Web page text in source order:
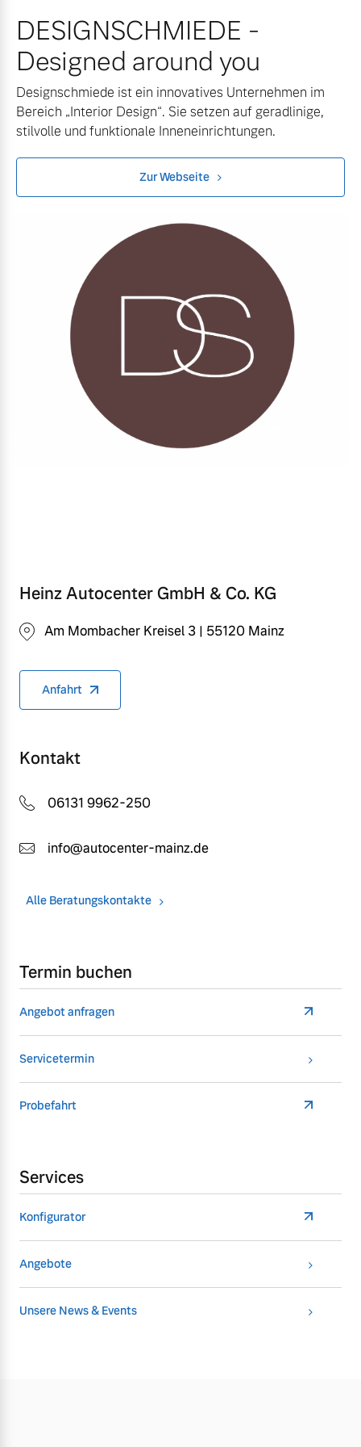
Fahrzeug konfigurieren
Sofort verfügbare Fahrzeuge
Volvo Selekt
Gebrauchtwagen
Die Neuwagenalternative
Editionsmodelle
Jetzt kennenlernen
Sommer Kompletträder.
Bitte sprechen Sie uns
direkt an.
Mehr erfahren
Frühjahrscheck
saisonalen Angebote.
Finanzierung & Leasing
Versicherung
DESIGNSCHMIEDE -
Designed around you
Designschmiede ist ein innovatives Unternehmen im
Bereich „Interior Design“. Sie setzen auf geradlinige,
stilvolle und funktionale Inneneinrichtungen.
Zur Webseite
Heinz Autocenter GmbH & Co. KG
Am Mombacher Kreisel 3 | 55120 Mainz
Anfahrt
Kontakt
06131 9962-250
info@autocenter-mainz.de
Alle Beratungskontakte
Termin buchen
Angebot anfragen
Servicetermin
Probefahrt
Services
Konfigurator
Angebote
Unsere News & Events